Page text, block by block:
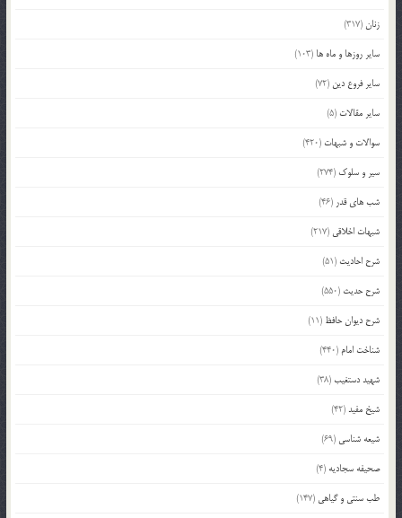
زنان(317)
سایر روزها و ماه ها (103)
سایر فروع دین (72)
سایر مقالات (5)
سوالات و شبهات (420)
سیر و سلوک (274)
شب های قدر (46)
شبهات اخلاقی (217)
شرح احادیث (51)
شرح حدیث (550)
شرح دیوان حافظ (11)
شناخت امام (440)
شهید دستغیب(38)
شیخ مفید(42)
شیعه شناسی (69)
صحیفه سجادیه (4)
طب سنتی و گیاهی (147)